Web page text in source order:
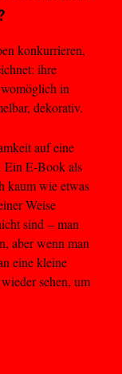
konkurrieren,
ihre
in
dekorativ.
auf eine
Ein E-Book als
kaum wie etwas
Weise
sind – man
aber wenn man
eine kleine
sehen, um